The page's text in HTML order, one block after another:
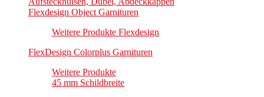
Flexdesign Object Garnituren
Weitere Produkte Flexdesign
FlexDesign Colorplus Garnituren
Weitere Produkte
45 mm Schildbreite